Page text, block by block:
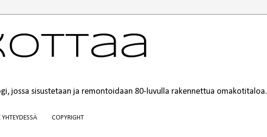
jossa sisustetaan ja remontoidaan 80-luvulla rakennettua omakotitaloa.
YHTEYDESSÄ COPYRIGHT